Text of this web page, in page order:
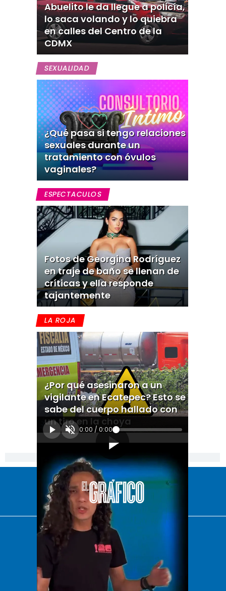
Abuelito le da llegue a policía,
lo saca volando y lo quiebra
en calles del Centro de la
CDMX
SEXUALIDAD
¿Qué pasa si tengo relaciones
sexuales durante un
tratamiento con óvulos
vaginales?
ESPECTACULOS
Fotos de Georgina Rodríguez
en traje de baño se llenan de
críticas y ella responde
tajantemente
LA ROJA
¿Por qué asesinaron a un
vigilante en Ecatepec? Esto se
sabe del cuerpo hallado con
un tiro en la choya
0:00 / 0:00
[Publicidad]
El Universal
Vive USA
Clase